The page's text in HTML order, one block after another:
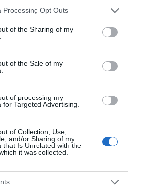
website/app uses one or more Google
or usage behaviour. You may click to
to Google and its third-party tags to
specified purposes in below Google
Processing Opt Outs
of the Sharing of my
of the Sale of my
of processing my
for Targeted Advertising.
of Collection, Use,
and/or Sharing of my
that Is Unrelated with the
it was collected.
di co-regolazione e routine
Ago 2026